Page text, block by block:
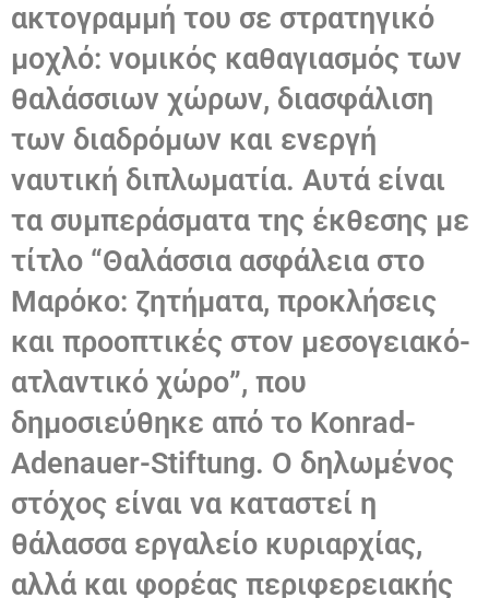
ακτογραμμή του σε στρατηγικό
μοχλό: νομικός καθαγιασμός των
θαλάσσιων χώρων, διασφάλιση
των διαδρόμων και ενεργή
ναυτική διπλωματία. Αυτά είναι
τα συμπεράσματα της έκθεσης με
τίτλο “Θαλάσσια ασφάλεια στο
Μαρόκο: ζητήματα, προκλήσεις
και προοπτικές στον μεσογειακό-
ατλαντικό χώρο”, που
δημοσιεύθηκε από το Konrad-
Adenauer-Stiftung. Ο δηλωμένος
στόχος είναι να καταστεί η
θάλασσα εργαλείο κυριαρχίας,
αλλά και φορέας περιφερειακής